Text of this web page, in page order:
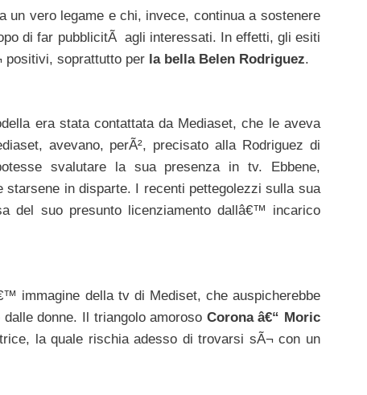
un vero legame e chi, invece, continua a sostenere
di far pubblicitÃ agli interessati. In effetti, gli esiti
positivi, soprattutto per la bella Belen Rodriguez.
era stata contattata da Mediaset, che le aveva
avevano, perÃ², precisato alla Rodriguez di
svalutare la sua presenza in tv. Ebbene,
in disparte. I recenti pettegolezzi sulla sua
del suo presunto licenziamento dallâ€™ incarico
immagine della tv di Mediset, che auspicherebbe
donne. Il triangolo amoroso Corona â€“ Moric
la quale rischia adesso di trovarsi sÃ¬ con un